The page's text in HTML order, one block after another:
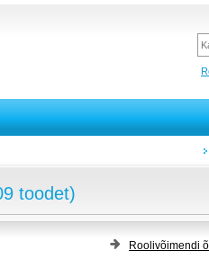
toodet)
Roolivõimendi